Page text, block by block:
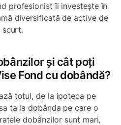
profesionist îi investește în
diversificată de active de
scurt.
și cât poți
Fond cu dobândă?
totul, de la ipoteca pe
ta la dobânda pe care o
dobânzilor sunt mari,